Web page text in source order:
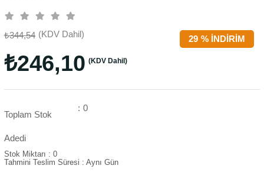
%
29 İNDIRIM
₺344,54 (KDV Dahil)
₺246,10 (KDV Dahil)
Toplam Stok
Adedi
: 0
Stok Miktarı : 0
Tahmini Teslim Süresi : Aynı Gün